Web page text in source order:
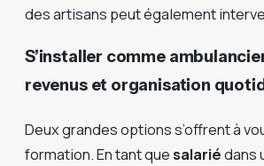
des artisans peut également
S’installer comme
revenus et organisation
Deux grandes options s’offrent à
formation. En tant quesalariédans